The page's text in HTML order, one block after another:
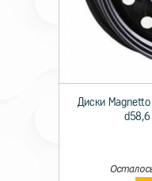
Диски
d58,6